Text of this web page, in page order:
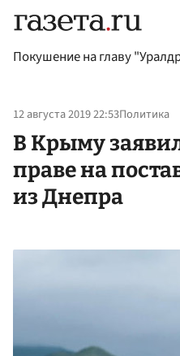
Покушение на главу
12 августа 2019 22:53Политика
В Крыму
праве на
из Днепра